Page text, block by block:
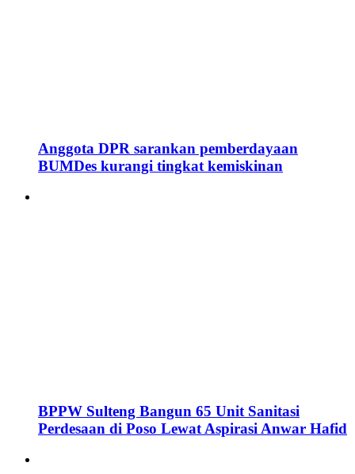
Anggota DPR sarankan pemberdayaan
BUMDes kurangi tingkat kemiskinan
BPPW Sulteng Bangun 65 Unit Sanitasi
Perdesaan di Poso Lewat Aspirasi Anwar Hafid